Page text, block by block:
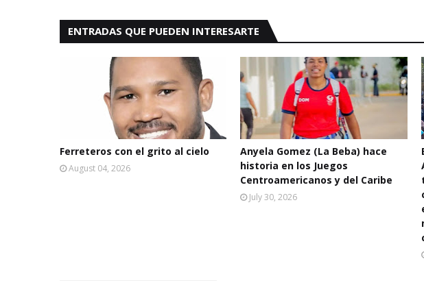
ENTRADAS QUE PUEDEN INTERESARTE
Ferreteros con el grito al cielo
August 04, 2026
Anyela Gomez (La Beba) hace
historia en los Juegos
Centroamericanos y del Caribe
July 30, 2026